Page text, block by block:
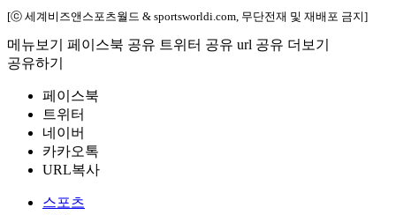
[ⓒ 세계비즈앤스포츠월드 & sportsworldi.com, 무단전재 및 재배포 금지]
메뉴보기 페이스북 공유 트위터 공유 url 공유 더보기
공유하기
페이스북
트위터
네이버
카카오톡
URL복사
스포츠